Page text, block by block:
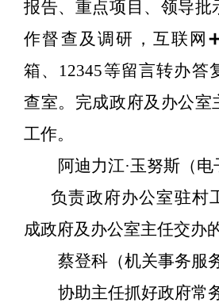
报告、重点项目、领导批
作督查及调研， 互联网
箱、12345等留言转办答
查室。 完成政府及办公室
工作。
阿迪力江·玉努斯（电
负责政府办公室驻村
成政府及办公室主任交办
蔡登科（机关事务服
协助主任抓好政府常